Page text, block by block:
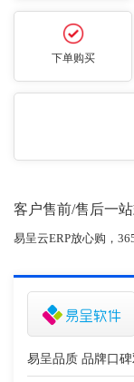
下单购买
客户售前/售后一
易呈云ERP放心购，
易呈品质 品牌口